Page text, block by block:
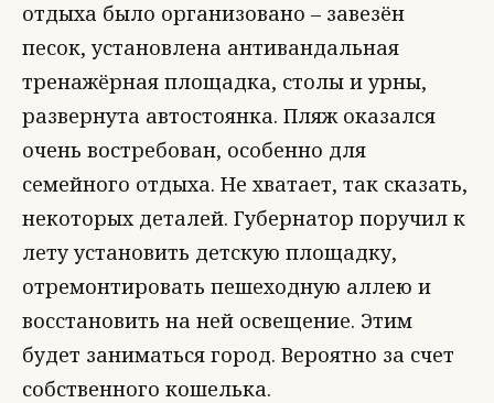
отдыха было организовано – завезён
песок, установлена антивандальная
тренажёрная площадка, столы и урны,
развернута автостоянка. Пляж оказался
очень востребован, особенно для
семейного отдыха. Не хватает, так сказать,
некоторых деталей. Губернатор поручил к
лету установить детскую площадку,
отремонтировать пешеходную аллею и
восстановить на ней освещение. Этим
будет заниматься город. Вероятно за счет
собственного кошелька.